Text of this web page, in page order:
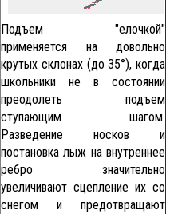
Подъем "елочкой"
применяется на довольно
крутых склонах (до 35°), когда
школьники не в состоянии
преодолеть подъем
ступающим шагом.
Разведение носков и
постановка лыж на внутреннее
ребро значительно
увеличивают сцепление их со
снегом и предотвращают